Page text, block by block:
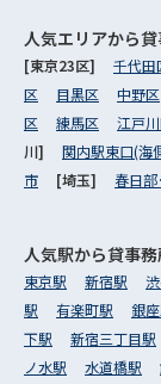
人気エリアから
[東京23区] 千代田
区
目黒区 中野区
区
練馬区 江戸
川] 関内駅東口(海
市
[埼玉] 春日
人気駅から貸事
東京駅 新宿駅
駅
有楽町駅 銀
下駅
新宿三丁目駅
ノ水駅
水道橋駅